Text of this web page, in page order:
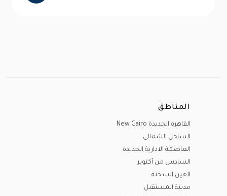
المناطق
القاهرة الجديدة New Cairo
الساحل الشمالى
العاصمة الادارية الجديدة
السادس من أكتوبر
العين السخنة
مدينة المستقبل